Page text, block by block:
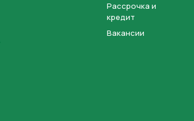
Рассрочка и
кредит
Вакансии